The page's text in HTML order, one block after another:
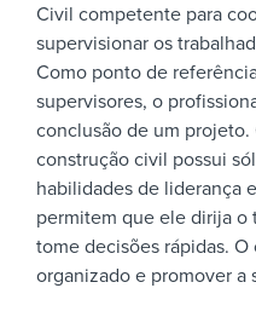
Civil competente para
supervisionar os
Como ponto de
supervisores, o
conclusão de um projeto.
construção civil possui
habilidades de liderança
permitem que ele dirija o
tome decisões rápidas.
organizado e promover a